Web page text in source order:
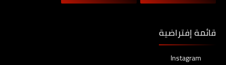
قائمة إفتراضية
Instagram